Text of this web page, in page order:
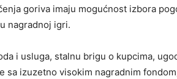
goriva imaju mogućnost izbora
nagradnoj igri.
i usluga, stalnu brigu o kupcima,
sa izuzetno visokim nagradnim